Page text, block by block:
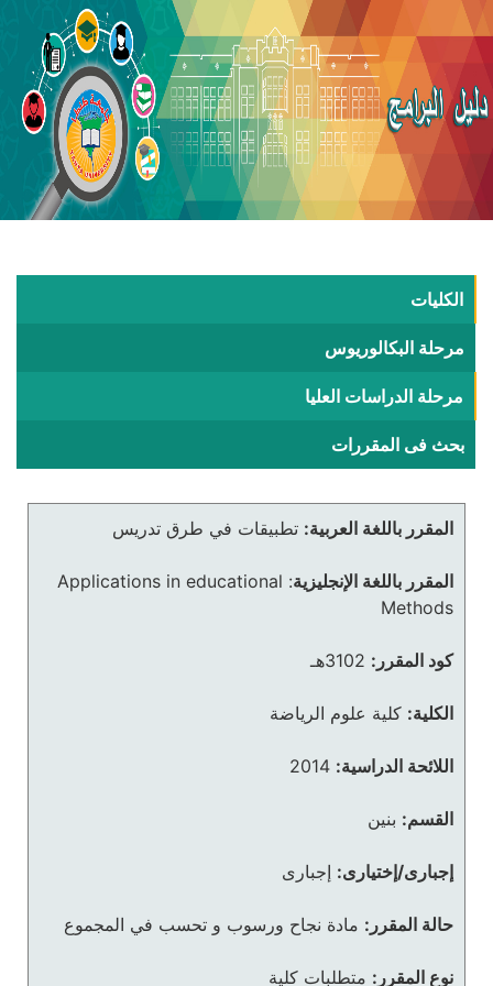
الكليات
مرحلة البكالوريوس
مرحلة الدراسات العليا
بحث فى المقررات
المقرر باللغة العربية: تطبيقات في طرق تدريس
المقرر باللغة الإنجليزية:
Applications in educational
Methods
كود المقرر: 3102هـ
الكلية: كلية علوم الرياضة
اللائحة الدراسية: 2014
القسم: بنين
إجبارى/إختيارى: إجبارى
حالة المقرر: مادة نجاح ورسوب و تحسب في المجموع
نوع المقرر: متطلبات كلية